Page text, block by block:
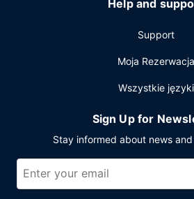
Help and
Support
Moja Rezerwacja
Wszystkie języki
Sign Up for
Stay informed about news